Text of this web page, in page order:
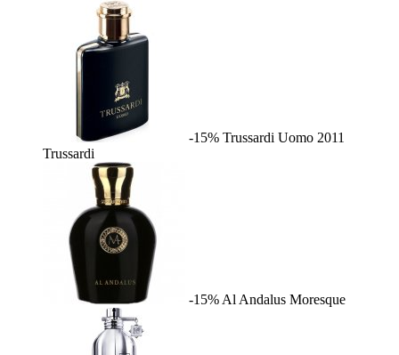
-15% Trussardi Uomo 2011
Trussardi
-15% Al Andalus Moresque